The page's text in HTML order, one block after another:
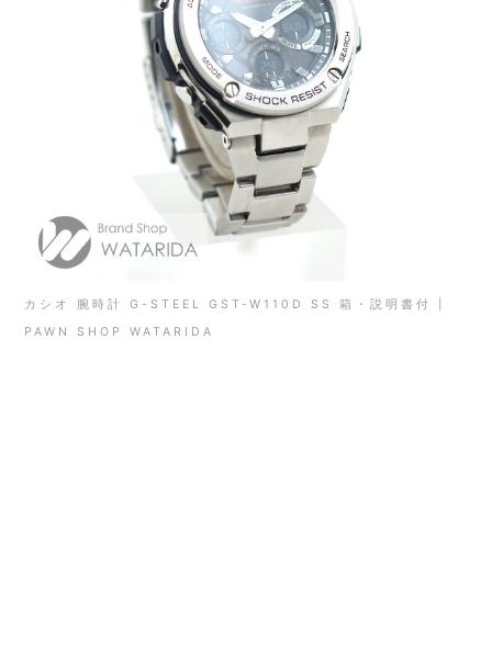
カシオ 腕時計 G-STEEL GST-W110D SS 箱・説明書付 |
PAWN SHOP WATARIDA